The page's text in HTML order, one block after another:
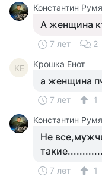
Константин
А женщина
7 лет 2
КЕ Крошка Енот
а женщина
7 лет
1
Константин
Не
7 лет 1